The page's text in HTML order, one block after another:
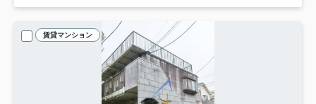
賃貸マンション